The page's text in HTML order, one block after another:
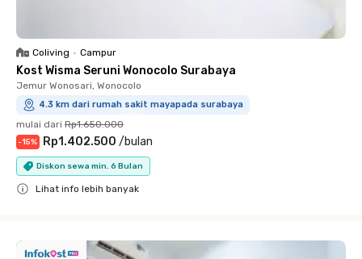
Coliving • Campur
Kost Wisma Seruni Wonocolo Surabaya
Jemur Wonosari, Wonocolo
4.3 km dari rumah sakit mayapada surabaya
mulai dari Rp1.650.000
-15% Rp1.402.500 /bulan
Diskon sewa min. 6 Bulan
Lihat info lebih banyak